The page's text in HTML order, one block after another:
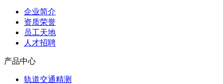
企业简介
资质荣誉
员工天地
人才招聘
产品中心
轨道交通精测